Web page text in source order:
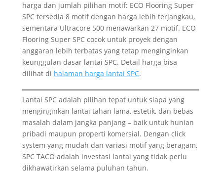
harga dan jumlah pilihan motif: ECO Flooring Super
SPC tersedia 8 motif dengan harga lebih terjangkau,
sementara Ultracore 500 menawarkan 27 motif. ECO
Flooring Super SPC cocok untuk proyek dengan
anggaran lebih terbatas yang tetap menginginkan
keunggulan dasar lantai SPC. Detail harga bisa
dilihat di halaman harga lantai SPC.
Lantai SPC adalah pilihan tepat untuk siapa yang
menginginkan lantai tahan lama, estetik, dan bebas
masalah dalam jangka panjang – baik untuk hunian
pribadi maupun properti komersial. Dengan click
system yang mudah dan variasi motif yang beragam,
SPC TACO adalah investasi lantai yang tidak perlu
dikhawatirkan selama puluhan tahun.